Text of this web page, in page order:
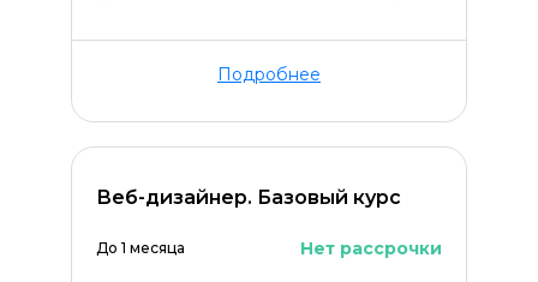
Подробнее
Веб-дизайнер. Базовый курс
До 1 месяца Нет рассрочки